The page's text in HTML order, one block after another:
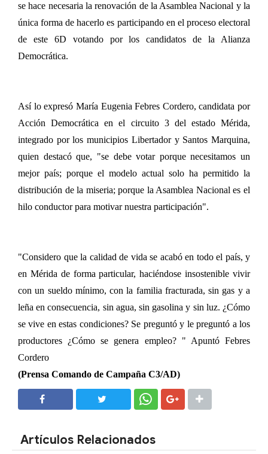
se hace necesaria la renovación de la Asamblea Nacional y la
única forma de hacerlo es participando en el proceso electoral
de este 6D votando por los candidatos de la Alianza
Democrática.
Así lo expresó María Eugenia Febres Cordero, candidata por
Acción Democrática en el circuito 3 del estado Mérida,
integrado por los municipios Libertador y Santos Marquina,
quien destacó que, "se debe votar porque necesitamos un
mejor país; porque el modelo actual solo ha permitido la
distribución de la miseria; porque la Asamblea Nacional es el
hilo conductor para motivar nuestra participación".
"Considero que la calidad de vida se acabó en todo el país, y
en Mérida de forma particular, haciéndose insostenible vivir
con un sueldo mínimo, con la familia fracturada, sin gas y a
leña en consecuencia, sin agua, sin gasolina y sin luz. ¿Cómo
se vive en estas condiciones? Se preguntó y le preguntó a los
productores ¿Cómo se genera empleo? " Apuntó Febres
Cordero
(Prensa Comando de Campaña C3/AD)
Artículos Relacionados